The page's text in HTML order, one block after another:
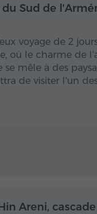
Avec
Sud de
voyage de 2
où le charme de
se mêle à des
de visiter l'un
Toute la journée
Areni,